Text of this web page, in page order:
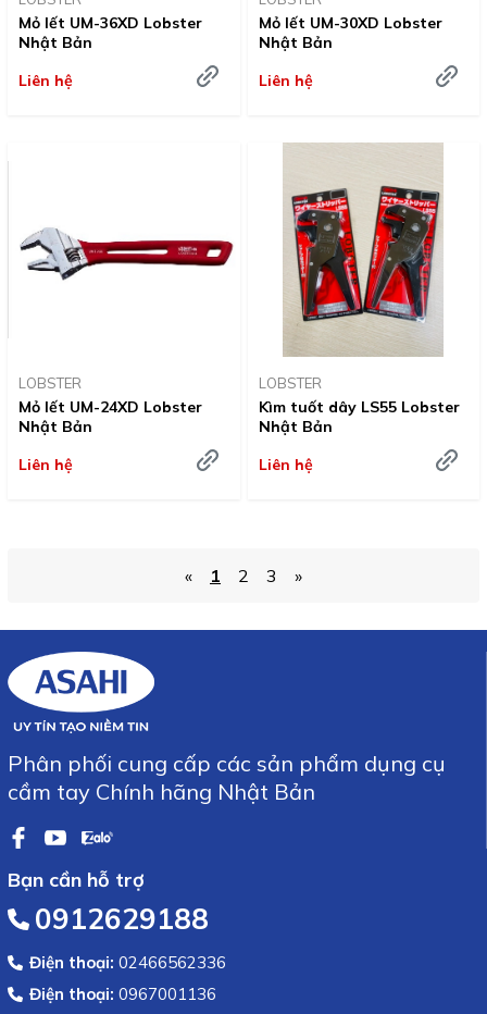
Mỏ lết UM-36XD Lobster
Nhật Bản
Liên hệ
Mỏ lết UM-30XD Lobster
Nhật Bản
Liên hệ
LOBSTER
Mỏ lết UM-24XD Lobster
Nhật Bản
Liên hệ
LOBSTER
Kìm tuốt dây LS55 Lobster
Nhật Bản
Liên hệ
« 1 2 3 »
Phân phối cung cấp các sản phẩm dụng cụ
cầm tay Chính hãng Nhật Bản
Bạn cần hỗ trợ
0912629188
Điện thoại: 02466562336
Điện thoại: 0967001136